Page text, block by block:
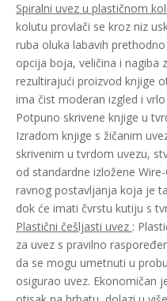
Spiralni uvez u plastičnom
kolutu provlači se kroz niz
ruba oluka labavih
opcija boja, veličina i nagiba
rezultirajući proizvod knjige
ima čist moderan izgled i
Potpuno skrivene knjige u
Izradom knjige s žičanim
skrivenim u tvrdom uvezu,
od standardne izložene
ravnog postavljanja koja je
dok će imati čvrstu kutiju s
Plastični češljasti uvez :
za uvez s pravilno
da se mogu umetnuti u
osigurao uvez. Ekonomičan